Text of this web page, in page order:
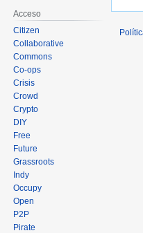
Acceso
Citizen
Collaborative
Commons
Co-ops
Crisis
Crowd
Crypto
DIY
Free
Future
Grassroots
Indy
Occupy
Open
P2P
Pirate